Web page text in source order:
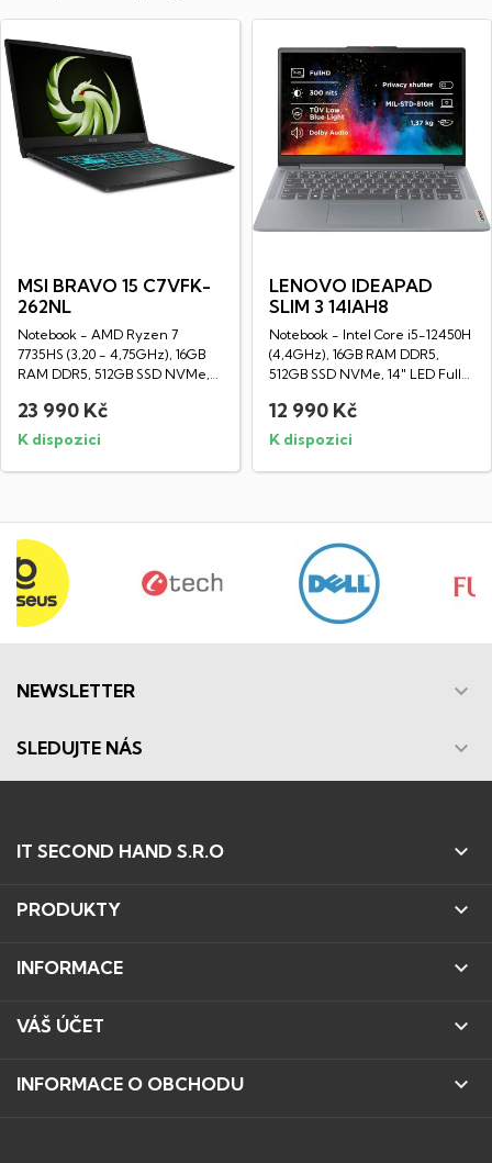
MSI BRAVO 15 C7VFK-
262NL
Notebook - AMD Ryzen 7
7735HS (3,20 - 4,75GHz), 16GB
RAM DDR5, 512GB SSD NVMe,
23 990 Kč
K dispozici
LENOVO IDEAPAD
SLIM 3 14IAH8
Notebook - Intel Core i5-12450H
(4,4GHz), 16GB RAM DDR5,
512GB SSD NVMe, 14" LED Full
12 990 Kč
K dispozici
NEWSLETTER 
SLEDUJTE NÁS 
IT SECOND HAND S.R.O 
PRODUKTY 
INFORMACE 
VÁŠ ÚČET 
INFORMACE O OBCHODU 